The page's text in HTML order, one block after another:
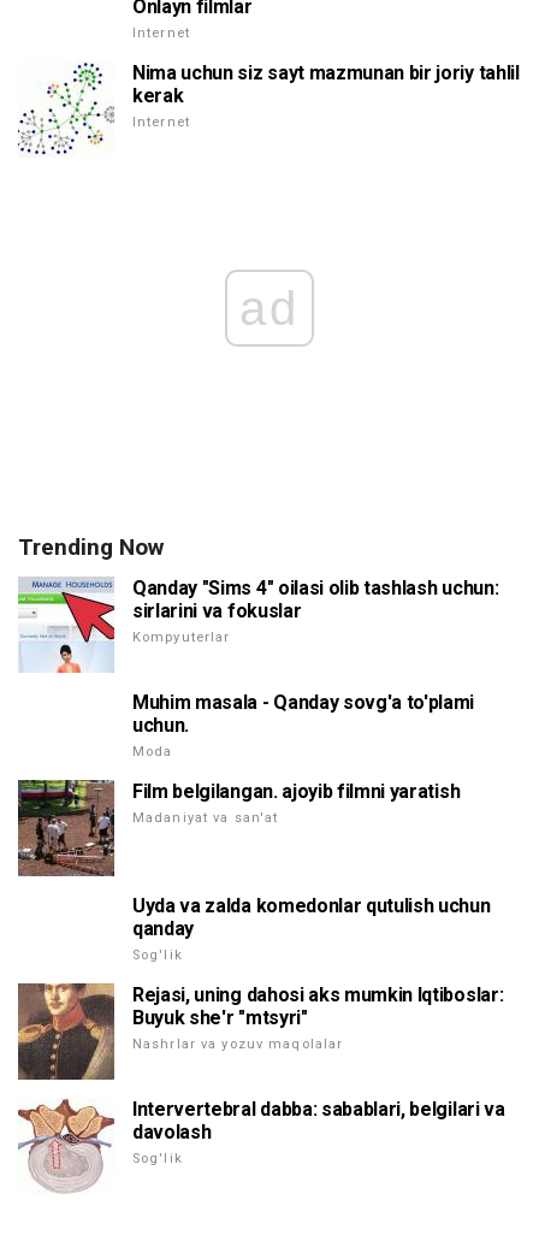
Onlayn filmlar
Internet
Nima uchun siz sayt mazmunan bir joriy tahlil
kerak
Internet
ad
Trending Now
Qanday "Sims 4" oilasi olib tashlash uchun:
sirlarini va fokuslar
Kompyuterlar
Muhim masala - Qanday sovg'a to'plami
uchun.
Moda
Film belgilangan. ajoyib filmni yaratish
Madaniyat va san'at
Uyda va zalda komedonlar qutulish uchun
qanday
Sog'lik
Rejasi, uning dahosi aks mumkin Iqtiboslar:
Buyuk she'r "mtsyri"
Nashrlar va yozuv maqolalar
Intervertebral dabba: sabablari, belgilari va
davolash
Sog'lik